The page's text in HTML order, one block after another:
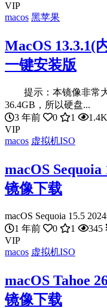
VIP
macos 黑苹果
MacOS 13.3.1(
一键安装版
提示：本镜像非常大
36.4GB，所以硬盘...
3 年前
0 1 1.4K
VIP
macos 虚拟机ISO
macOS
镜像下载
macOS Sequoia 15.5
1 年前
0 1 345
VIP
macos 虚拟机ISO
macOS Tahoe
镜像下载